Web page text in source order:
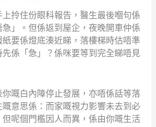
拎住份眼科報告，醫生最後嗰句係
急」。但係返到屋企，夜晚開車仲係
要係燈底湊近睇，落樓梯時估唔準
係「急」？係咪要等到完全睇唔見
你嘅白內障停止發展，亦唔係話等落
意思係：而家嘅視力影響未去到必
呢個門檻因人而異，係由你嘅生活